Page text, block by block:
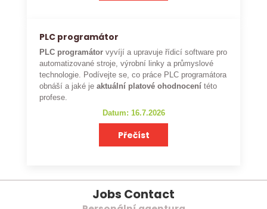
PLC programátor
PLC programátor vyvíjí a upravuje řídicí software pro
automatizované stroje, výrobní linky a průmyslové
technologie. Podívejte se, co práce PLC programátora
obnáší a jaké je aktuální platové ohodnocení této
profese.
Datum: 16.7.2026
Přečíst
Jobs Contact